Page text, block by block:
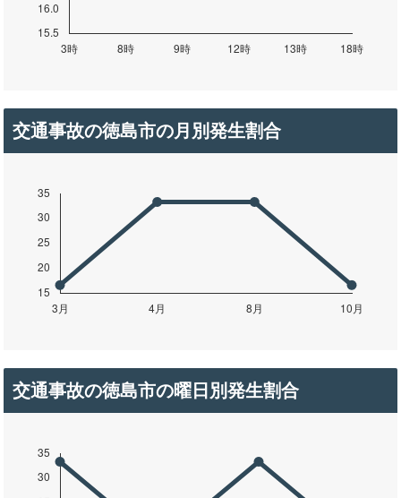
交通事故の徳島市の月別発生割合
交通事故の徳島市の曜日別発生割合